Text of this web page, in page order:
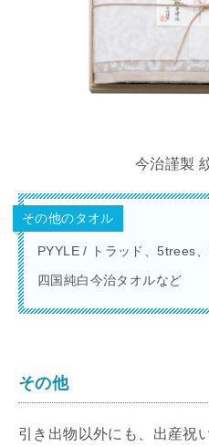
今治謹製
その他のタオル
PYYLE / トラッド、5trees
四国純白今治タオルなど
その他
引き出物以外にも、出産祝